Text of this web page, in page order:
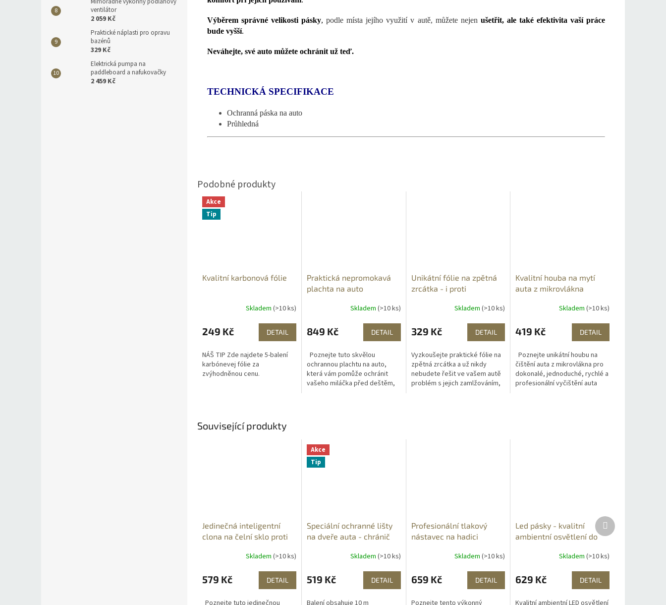
ventilátor
2 059 Kč
Praktické náplasti pro opravu
bazénů
329 Kč
Elektrická pumpa na
paddleboard a nafukovačky
2 459 Kč
Související produkty
Jedinečná inteligentní
clona na čelní sklo proti
Skladem (>10 ks)
579 Kč DETAIL
Poznejte tuto jedinečnou
Akce
Tip
Speciální ochranné lišty
na dveře auta - chránič
Skladem (>10 ks)
519 Kč DETAIL
Balení obsahuje 10 m
Profesionální tlakový
nástavec na hadici
Skladem(>10 ks)
659 Kč DETAIL
Poznejte tento výkonný
Led pásky - kvalitní
ambientní osvětlení do
Skladem (>10 ks)
629 Kč DETAIL
Kvalitní ambientní LED osvětlení
Další
produkt
Výběrem správné velikosti pásky, podle místa jejího využití v autě, můžete nejen ušetřit, ale také efektivita vaší práce
bude vyšší.
Neváhejte, své auto můžete ochránit už teď.
TECHNICKÁ SPECIFIKACE
Ochranná páska na auto
Průhledná
Akce
Tip
Kvalitní karbonová fólie
Skladem (>10 ks)
249 Kč DETAIL
NÁŠ TIP Zde najdete 5-balení
karbónevej fólie za
zvýhodněnou cenu.
Praktická nepromokavá
plachta na auto
Skladem (>10 ks)
849 Kč DETAIL
Poznejte tuto skvělou
ochrannou plachtu na auto,
která vám pomůže ochránit
vašeho miláčka před deštěm,
Unikátní fólie na zpětná
zrcátka - i proti
Skladem(>10 ks)
329 Kč DETAIL
Vyzkoušejte praktické fólie na
zpětná zrcátka a už nikdy
nebudete řešit ve vašem autě
problém s jejich zamlžováním,
Kvalitní houba na mytí
auta z mikrovlákna
Skladem (>10 ks)
419 Kč DETAIL
Poznejte unikátní houbu na
čištění auta z mikrovlákna pro
dokonalé, jednoduché, rychlé a
profesionální vyčištění auta